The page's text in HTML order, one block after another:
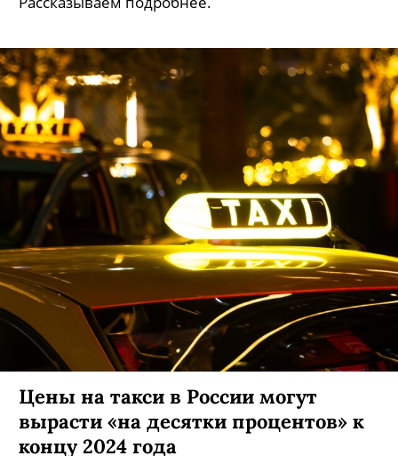
Цены на такси в России могут
вырасти «на десятки процентов» к